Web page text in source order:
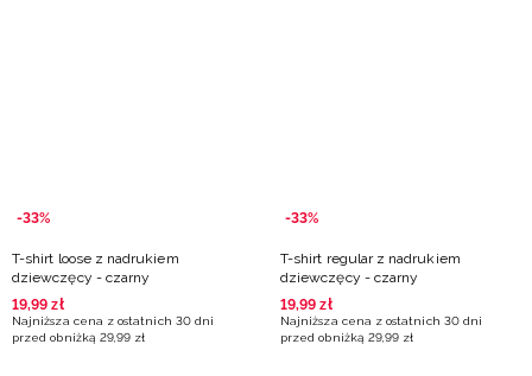
-33%
T-shirt loose z nadrukiem
dziewczęcy - czarny
19,99 zł
Najniższa cena z ostatnich 30 dni
przed obniżką 29,99 zł
-33%
T-shirt regular z nadrukiem
dziewczęcy - czarny
19,99 zł
Najniższa cena z ostatnich 30 dni
przed obniżką 29,99 zł